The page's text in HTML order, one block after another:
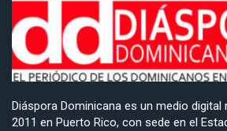
Diáspora Dominicana es un medio digital
2011 en Puerto Rico, con sede en el